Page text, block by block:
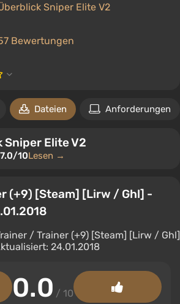
Sniper Elite V2
Bewertungen
Dateien Anforderungen
Sniper Elite V2
7.0/10Lesen →
(+9) [Steam] [Lirw / Ghl] -
0.0 / 10